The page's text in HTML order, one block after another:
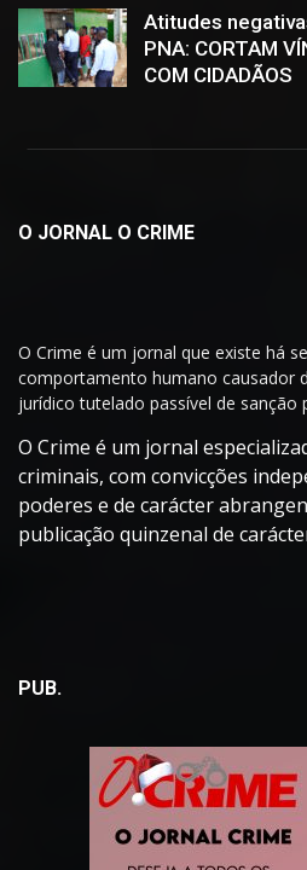
Atitudes
PNA: CORTAM
COM CIDADÃOS
O JORNAL O CRIME
O Crime é um jornal que existe há
comportamento humano causador
jurídico tutelado passível de sanção
O Crime é um jornal
criminais, com convicções
poderes e de carácter
publicação quinzenal de
PUB.